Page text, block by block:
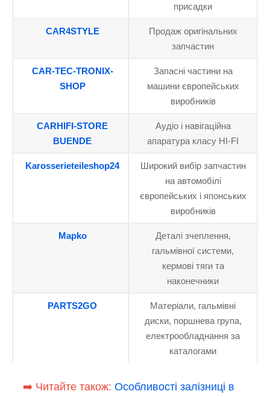
присадки
CAR4STYLE
Продаж оригінальних
запчастин
CAR-TEC-TRONIX-
SHOP
Запасні частини на
машини європейських
виробників
CARHIFI-STORE
BUENDE
Аудіо і навігаційна
апаратура класу HI-FI
Karosserieteileshop24
Широкий вибір запчастин
на автомобілі
європейських і японських
виробників
Mapko
Деталі зчеплення,
гальмівної системи,
кермові тяги та
наконечники
PARTS2GO
Матеріали, гальмівні
диски, поршнева група,
електрообладнання за
каталогами
➡️ Читайте також: Особливості залізниці в